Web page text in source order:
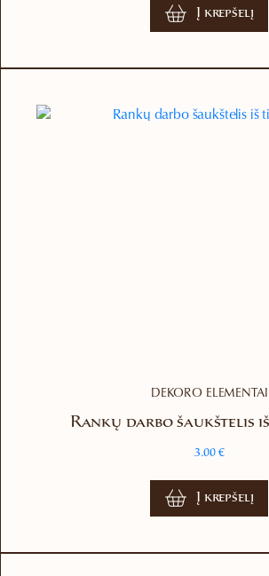
Į krepšelį
DEKORO ELEMENTAI
Rankų darbo šaukštelis
3.00 €
Į krepšelį